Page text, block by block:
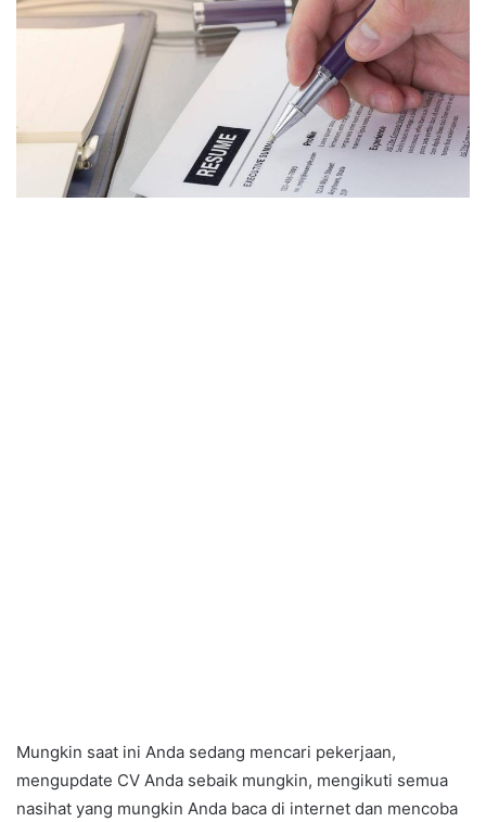
Mungkin saat ini Anda sedang mencari pekerjaan,
mengupdate CV Anda sebaik mungkin, mengikuti semua
nasihat yang mungkin Anda baca di internet dan mencoba